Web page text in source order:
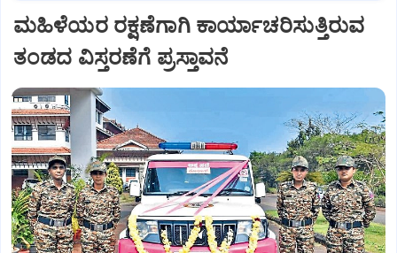
ಮಹಿಳೆಯರ ರಕ್ಷಣೆಗಾಗಿ ಕಾರ್ಯಾಚರಿಸುತ್ತಿರುವ
ತಂಡದ ವಿಸ್ತರಣೆಗೆ ಪ್ರಸ್ತಾವನೆ